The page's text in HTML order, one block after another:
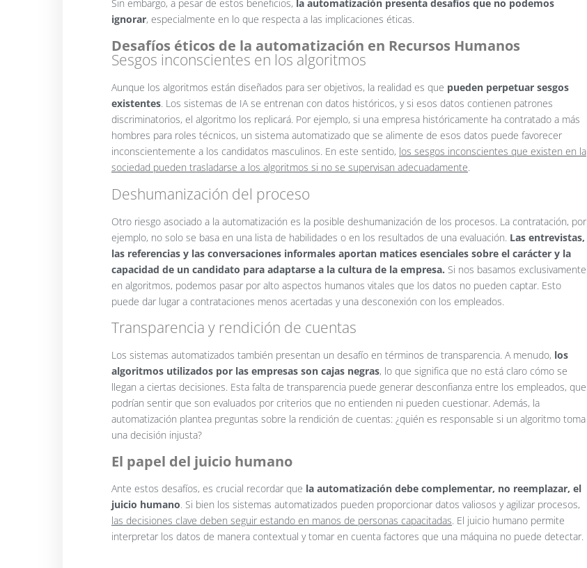
Sin embargo, a pesar de estos beneficios, la automatización presenta desafíos que no podemos
ignorar, especialmente en lo que respecta a las implicaciones éticas.
Desafíos éticos de la automatización en Recursos Humanos
Sesgos inconscientes en los algoritmos
Aunque los algoritmos están diseñados para ser objetivos, la realidad es que pueden perpetuar sesgos
existentes. Los sistemas de IA se entrenan con datos históricos, y si esos datos contienen patrones
discriminatorios, el algoritmo los replicará. Por ejemplo, si una empresa históricamente ha contratado a más
hombres para roles técnicos, un sistema automatizado que se alimente de esos datos puede favorecer
inconscientemente a los candidatos masculinos. En este sentido, los sesgos inconscientes que existen en la
sociedad pueden trasladarse a los algoritmos si no se supervisan adecuadamente.
Deshumanización del proceso
Otro riesgo asociado a la automatización es la posible deshumanización de los procesos. La contratación, por
ejemplo, no solo se basa en una lista de habilidades o en los resultados de una evaluación. Las entrevistas,
las referencias y las conversaciones informales aportan matices esenciales sobre el carácter y la
capacidad de un candidato para adaptarse a la cultura de la empresa. Si nos basamos exclusivamente
en algoritmos, podemos pasar por alto aspectos humanos vitales que los datos no pueden captar. Esto
puede dar lugar a contrataciones menos acertadas y una desconexión con los empleados.
Transparencia y rendición de cuentas
Los sistemas automatizados también presentan un desafío en términos de transparencia. A menudo, los
algoritmos utilizados por las empresas son cajas negras, lo que significa que no está claro cómo se
llegan a ciertas decisiones. Esta falta de transparencia puede generar desconfianza entre los empleados, que
podrían sentir que son evaluados por criterios que no entienden ni pueden cuestionar. Además, la
automatización plantea preguntas sobre la rendición de cuentas: ¿quién es responsable si un algoritmo toma
una decisión injusta?
El papel del juicio humano
Ante estos desafíos, es crucial recordar que la automatización debe complementar, no reemplazar, el
juicio humano . Si bien los sistemas automatizados pueden proporcionar datos valiosos y agilizar procesos,
las decisiones clave deben seguir estando en manos de personas capacitadas . El juicio humano permite
interpretar los datos de manera contextual y tomar en cuenta factores que una máquina no puede detectar.